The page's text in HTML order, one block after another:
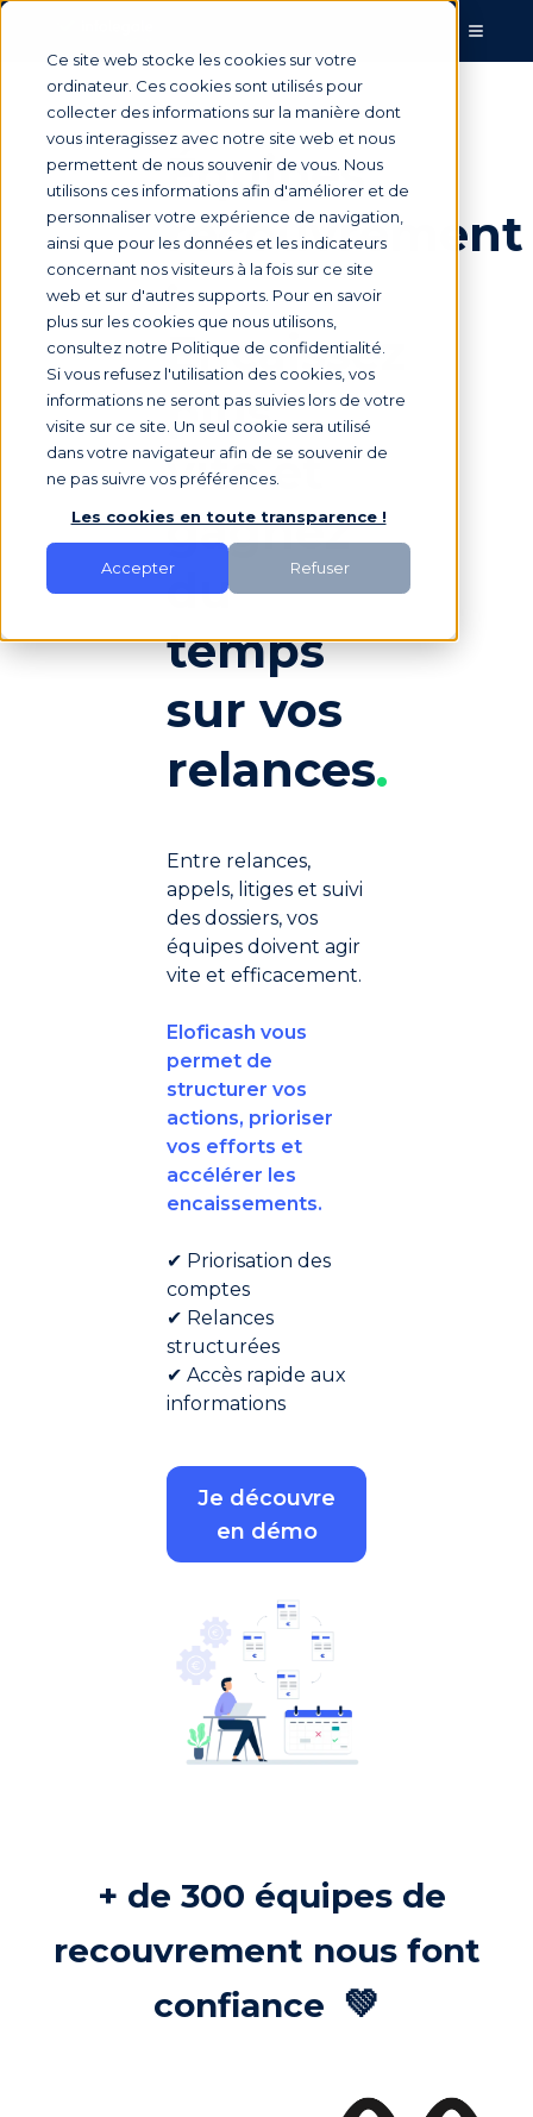
Ce site web stocke les cookies sur votre
ordinateur. Ces cookies sont utilisés pour
collecter des informations sur la manière dont
vous interagissez avec notre site web et nous
permettent de nous souvenir de vous. Nous
utilisons ces informations afin d'améliorer et de
personnaliser votre expérience de navigation,
ainsi que pour les données et les indicateurs
concernant nos visiteurs à la fois sur ce site
web et sur d'autres supports. Pour en savoir
plus sur les cookies que nous utilisons,
consultez notre Politique de confidentialité.
Si vous refusez l'utilisation des cookies, vos
informations ne seront pas suivies lors de votre
visite sur ce site. Un seul cookie sera utilisé
dans votre navigateur afin de se souvenir de
ne pas suivre vos préférences.
Les cookies en toute transparence !
Accepter Refuser
Équipes
recouvrement
:
Encaissez
plus
vite et
gagnez
du
temps
sur vos
relances.
Entre relances,
appels, litiges et suivi
des dossiers, vos
équipes doivent agir
vite et efficacement.
Eloficash vous
permet de
structurer vos
actions, prioriser
vos efforts et
accélérer les
encaissements.
✔ Priorisation des
comptes
✔ Relances
structurées
✔ Accès rapide aux
informations
Je découvre
en démo
+ de 300 équipes de
recouvrement nous font
confiance 💚